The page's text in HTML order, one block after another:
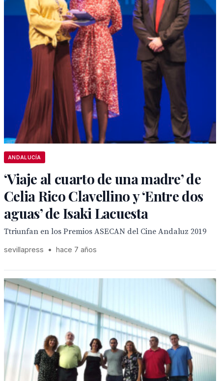
ANDALUCÍA
‘Viaje al cuarto de una madre’ de
Celia Rico Clavellino y ‘Entre dos
aguas’ de Isaki Lacuesta
Ttriunfan en los Premios ASECAN del Cine Andaluz 2019
sevillapress • hace 7 años